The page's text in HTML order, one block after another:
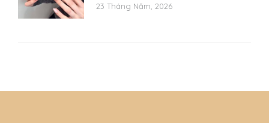
23 Tháng Năm, 2026